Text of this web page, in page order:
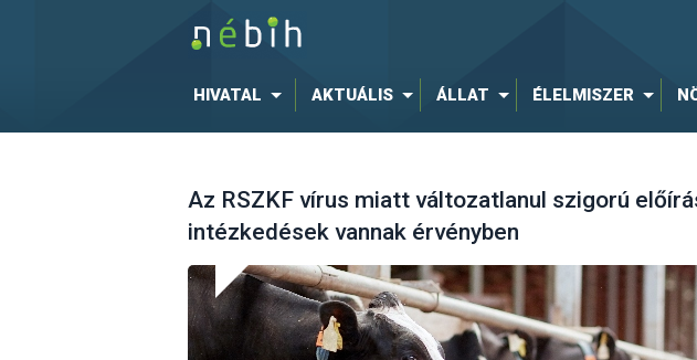
HIVATAL AKTUÁLIS ÁLLAT ÉLELMISZER
Az RSZKF vírus miatt változatlanul szigorú
intézkedések vannak érvényben